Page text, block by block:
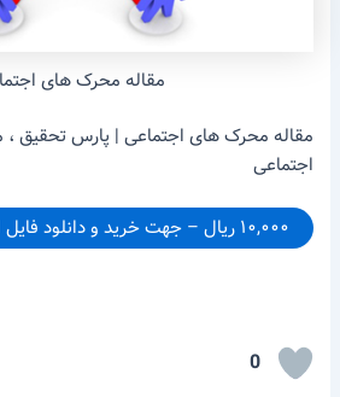
مقاله محرک های
مقاله محرک های اجتماعی | پارس تحقیق ،
اجتماعی
۱۰,۰۰۰ ریال – جهت خرید و دانلود فایل اینجا را کلیک کنید
0